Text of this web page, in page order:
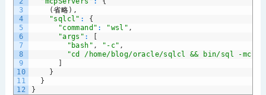
3
4
5
6
7
8
9
10
11
12
(省略) ,
"sqlcl" :
{
"command" : "wsl" ,
"args" :
"bash" , "-c" ,
"cd /home/blog/oracle/sqlcl && bin/sql -mcp"
}
}
}